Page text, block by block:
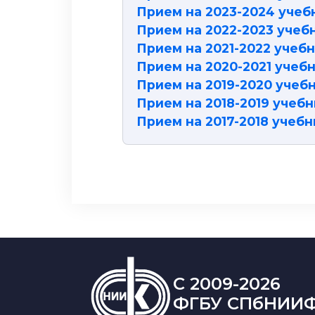
Прием на 2023-2024
Прием на 2022-2023
Прием на 2021-2022
Прием на 2020-2021
Прием на 2019-2020
Прием на 2018-2019
Прием на 2017-2018
C 2009-2026
ФГБУ